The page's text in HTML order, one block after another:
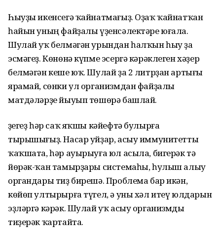
Һыуҙы икенсегә ҡайнатмағыҙ. Оҙаҡ ҡайнатҡан
һайын уның файҙалы үҙенсәлектәре юғала.
Шулай уҡ белмәгән урындан һалҡын һыу ҙа
эсмәгеҙ. Көнөнә күпме эсергә кәрәклеген хәҙер
белмәгән кеше юҡ. Шулай ҙа 2 литрҙан артығы
ярамай, сөнки ул организмдан файҙалы
матдәләрҙе йыуып төшөрә башлай.
Үҙегеҙ һәр саҡ яҡшы кәйефтә булырға
тырышығыҙ. Насар уйҙар, асыу иммунитетты
ҡаҡшата, һәр ауырыуға юл асыла, бигерәк тә
йөрәк-ҡан тамырҙары системаһы, һулыш алыу
органдары тиҙ бирешә. Проблема бар икән,
көйөп ултырырға түгел, ә уны хәл итеү юлдарын
эҙләргә кәрәк. Шулай уҡ асыу организмды
тиҙерәк ҡартайта.